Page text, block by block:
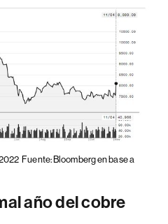
Fuente: Bloomberg en base a
año del cobre